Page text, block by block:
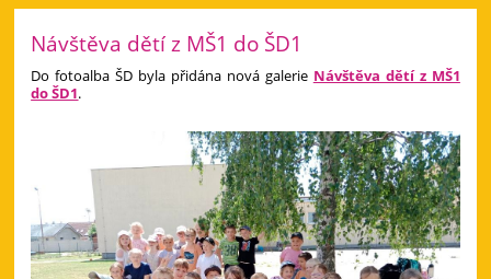
Návštěva dětí z MŠ1 do ŠD1
Do fotoalba ŠD byla přidána nová galerie Návštěva dětí z MŠ1
do ŠD1.